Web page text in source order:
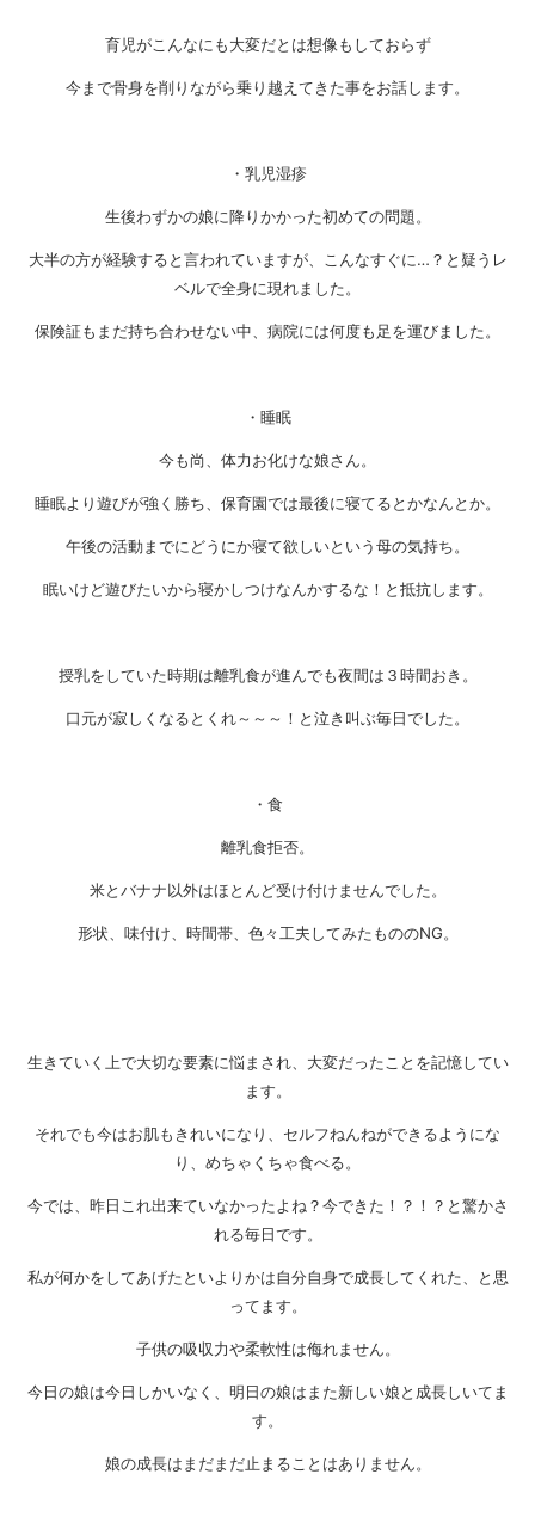
育児がこんなにも大変だとは想像もしておらず
今まで骨身を削りながら乗り越えてきた事をお話します。
・乳児湿疹
生後わずかの娘に降りかかった初めての問題。
大半の方が経験すると言われていますが、こんなすぐに…？と疑うレ
ベルで全身に現れました。
保険証もまだ持ち合わせない中、病院には何度も足を運びました。
・睡眠
今も尚、体力お化けな娘さん。
睡眠より遊びが強く勝ち、保育園では最後に寝てるとかなんとか。
午後の活動までにどうにか寝て欲しいという母の気持ち。
眠いけど遊びたいから寝かしつけなんかするな！と抵抗します。
授乳をしていた時期は離乳食が進んでも夜間は３時間おき。
口元が寂しくなるとくれ～～～！と泣き叫ぶ毎日でした。
・食
離乳食拒否。
米とバナナ以外はほとんど受け付けませんでした。
形状、味付け、時間帯、色々工夫してみたもののNG。
生きていく上で大切な要素に悩まされ、大変だったことを記憶してい
ます。
それでも今はお肌もきれいになり、セルフねんねができるようにな
り、めちゃくちゃ食べる。
今では、昨日これ出来ていなかったよね？今できた！？！？と驚かさ
れる毎日です。
私が何かをしてあげたといよりかは自分自身で成長してくれた、と思
ってます。
子供の吸収力や柔軟性は侮れません。
今日の娘は今日しかいなく、明日の娘はまた新しい娘と成長しいてま
す。
娘の成長はまだまだ止まることはありません。